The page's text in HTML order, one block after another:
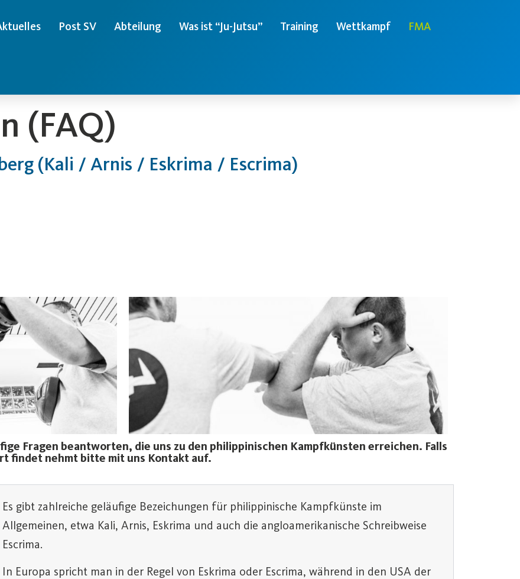
Post SV Abteilung Was ist “Ju-Jutsu” Training Wettkampf FMA
(FAQ)
(Kali / Arnis / Eskrima / Escrima)
Fragen beantworten, die uns zu den philippinischen Kampfkünsten erreichen. Falls
findet nehmt bitte mit uns Kontakt auf.
Es gibt zahlreiche geläufige Bezeichungen für philippinische Kampfkünste im
Allgemeinen, etwa Kali, Arnis, Eskrima und auch die angloamerikanische Schreibweise
Escrima.
In Europa spricht man in der Regel von Eskrima oder Escrima, während in den USA der